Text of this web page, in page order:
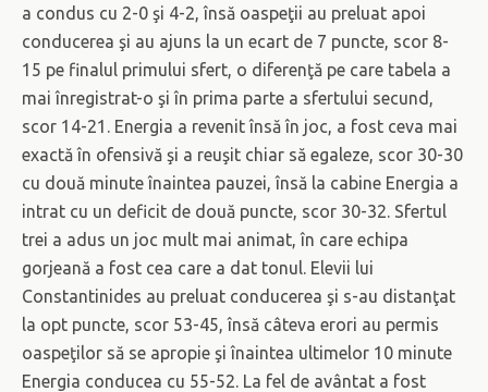
a condus cu 2-0 şi 4-2, însă oaspeţii au preluat apoi
conducerea şi au ajuns la un ecart de 7 puncte, scor 8-
15 pe finalul primului sfert, o diferenţă pe care tabela a
mai înregistrat-o şi în prima parte a sfertului secund,
scor 14-21. Energia a revenit însă în joc, a fost ceva mai
exactă în ofensivă şi a reuşit chiar să egaleze, scor 30-30
cu două minute înaintea pauzei, însă la cabine Energia a
intrat cu un deficit de două puncte, scor 30-32. Sfertul
trei a adus un joc mult mai animat, în care echipa
gorjeană a fost cea care a dat tonul. Elevii lui
Constantinides au preluat conducerea şi s-au distanţat
la opt puncte, scor 53-45, însă câteva erori au permis
oaspeţilor să se apropie şi înaintea ultimelor 10 minute
Energia conducea cu 55-52. La fel de avântat a fost